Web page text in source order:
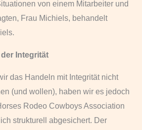
von einem Mitarbeiter und
Frau Michiels, behandelt
Integrität
das Handeln mit Integrität nicht
(und wollen), haben wir es jedoch
Rodeo Cowboys Association
strukturell abgesichert. Der